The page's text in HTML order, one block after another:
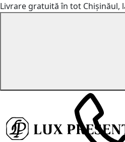
Livrare gratuită în tot Chișinăul,